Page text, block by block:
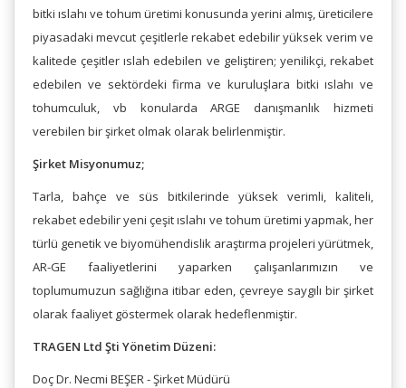
bitki ıslahı ve tohum üretimi konusunda yerini almış, üreticilere
piyasadaki mevcut çeşitlerle rekabet edebilir yüksek verim ve
kalitede çeşitler ıslah edebilen ve geliştiren; yenilikçi, rekabet
edebilen ve sektördeki firma ve kuruluşlara bitki ıslahı ve
tohumculuk, vb konularda ARGE danışmanlık hizmeti
verebilen bir şirket olmak olarak belirlenmiştir.
Şirket Misyonumuz;
Tarla, bahçe ve süs bitkilerinde yüksek verimli, kaliteli,
rekabet edebilir yeni çeşit ıslahı ve tohum üretimi yapmak, her
türlü genetik ve biyomühendislik araştırma projeleri yürütmek,
AR-GE faaliyetlerini yaparken çalışanlarımızın ve
toplumumuzun sağlığına itibar eden, çevreye saygılı bir şirket
olarak faaliyet göstermek olarak hedeflenmiştir.
TRAGEN Ltd Şti Yönetim Düzeni:
Doç Dr. Necmi BEŞER - Şirket Müdürü